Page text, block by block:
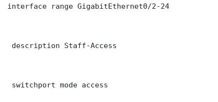
interface range GigabitEthernet0/2-24
description Staff-Access
switchport mode access